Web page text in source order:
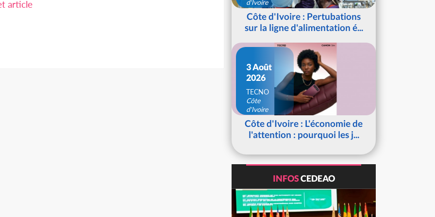
article
d'Ivoire
Côte d'Ivoire : Pertubations
sur la ligne d'alimentation é...
3 Août
2026
TECNO
Côte
d'Ivoire
Côte d'Ivoire : L'économie de
l'attention : pourquoi les j...
INFOSCEDEAO